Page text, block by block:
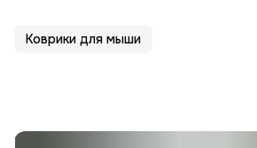
Коврики для мыши